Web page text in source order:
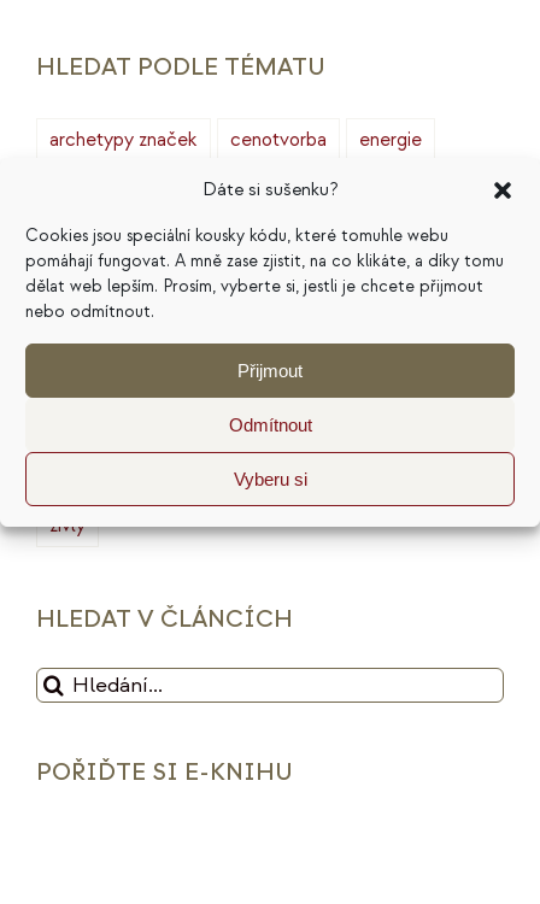
Dáte si sušenku?
Cookies jsou speciální kousky kódu, které tomuhle webu
pomáhají fungovat. A mně zase zjistit, na co klikáte, a díky tomu
dělat web lepším. Prosím, vyberte si, jestli je chcete přijmout
nebo odmítnout.
Přijmout
Odmítnout
Vyberu si
HLEDAT PODLE TÉMATU
archetypy značek cenotvorba
energie
ideální zákazník
intuice
konkurence legacy
magie
marketing
masterminding
mindset
psychologie
sociální sítě strategie
web
živly
HLEDAT V ČLÁNCÍCH
Hledat:
POŘIĎTE SI E-KNIHU